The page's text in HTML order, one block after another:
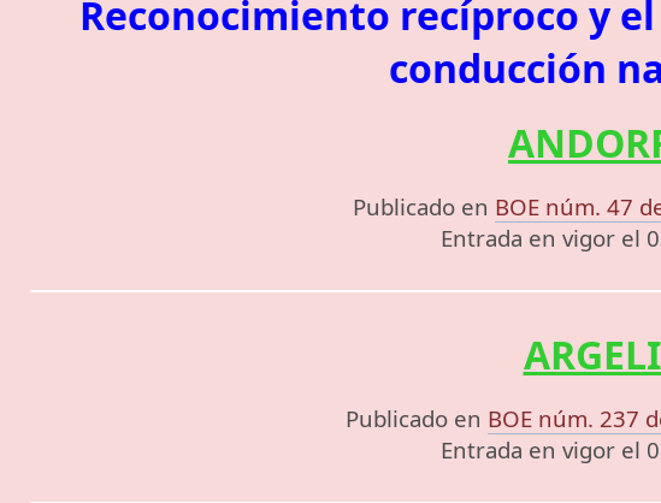
Reconocimiento recíproco y
conducción
Publicado en BOE núm. 47
Entrada en vigor el
Publicado en BOE núm. 237
Entrada en vigor el